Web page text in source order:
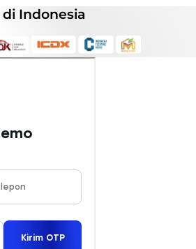
di Indonesia